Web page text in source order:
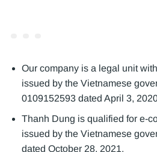
Our company is a legal unit
issued by the Vietnamese
0109152593 dated April 3,
Thanh Dung is qualified for e-
issued by the Vietnamese
dated October 28, 2021.